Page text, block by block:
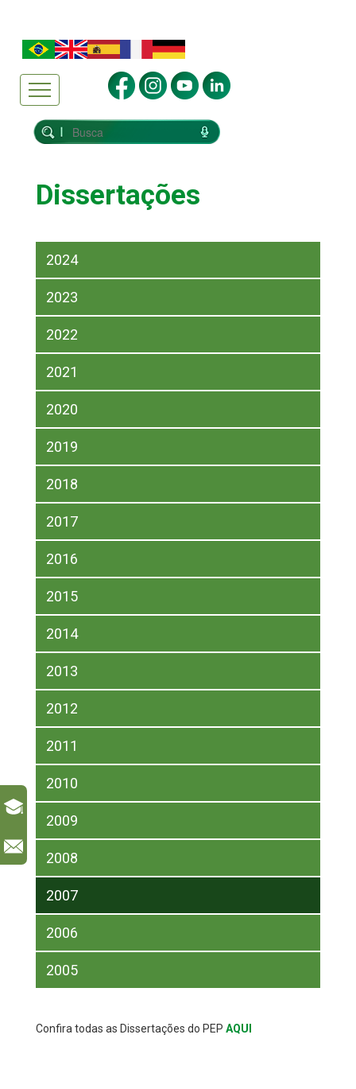
Dissertações
2024
2023
2022
2021
2020
2019
2018
2017
2016
2015
2014
2013
2012
2011
2010
2009
2008
2007
2006
2005
Confira todas as Dissertações do PEP AQUI